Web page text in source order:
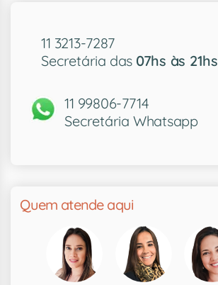
11 3213-7287
Secretária das 07hs às 21hs
11 99806-7714
Secretária Whatsapp
Quem atende aqui